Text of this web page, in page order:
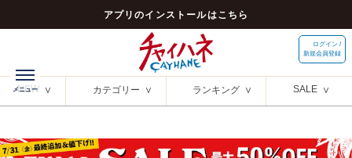
アプリのインストールはこちら
ログイン /
新規会員登録
NEW カテゴリー ランキング SALE